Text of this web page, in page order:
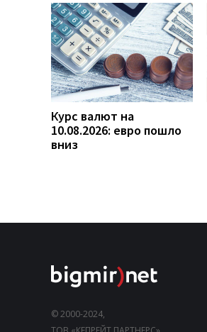
Курс валют на
10.08.2026: евро пошло
вниз
© 2000-2024,